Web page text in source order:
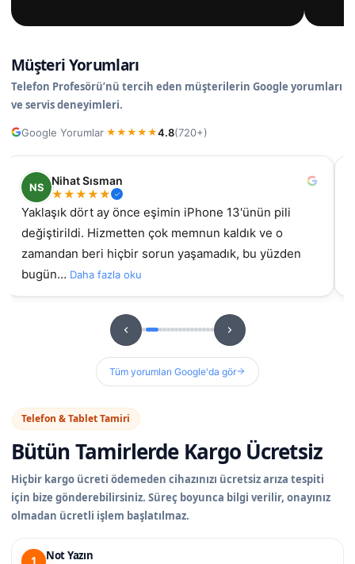
Müşteri Yorumları
Telefon Profesörü’nü tercih eden müşterilerin Google yorumları
ve servis deneyimleri.
Google Yorumlar·★ ★ ★ ★ ★4.8(720+)
NS
Nihat Sısman
★★★★★
Yaklaşık dört ay önce eşimin iPhone 13'ünün pili
değiştirildi. Hizmetten çok memnun kaldık ve o
zamandan beri hiçbir sorun yaşamadık, bu yüzden
bugün… Daha fazla oku
Tüm yorumları Google'da gör
Telefon & Tablet Tamiri
Bütün Tamirlerde Kargo Ücretsiz
Hiçbir kargo ücreti ödemeden cihazınızı ücretsiz arıza tespiti
için bize gönderebilirsiniz. Süreç boyunca bilgi verilir, onayınız
olmadan ücretli işlem başlatılmaz.
1
Not Yazın